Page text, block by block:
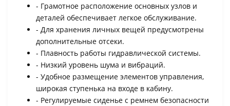
- Грамотное расположение основных узлов и
деталей обеспечивает легкое обслуживание.
- Для хранения личных вещей предусмотрены
дополнительные отсеки.
- Плавность работы гидравлической системы.
- Низкий уровень шума и вибраций.
- Удобное размещение элементов управления,
широкая ступенька на входе в кабину.
- Регулируемые сиденье с ремнем безопасности